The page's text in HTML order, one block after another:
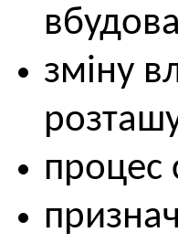
зміну
процес